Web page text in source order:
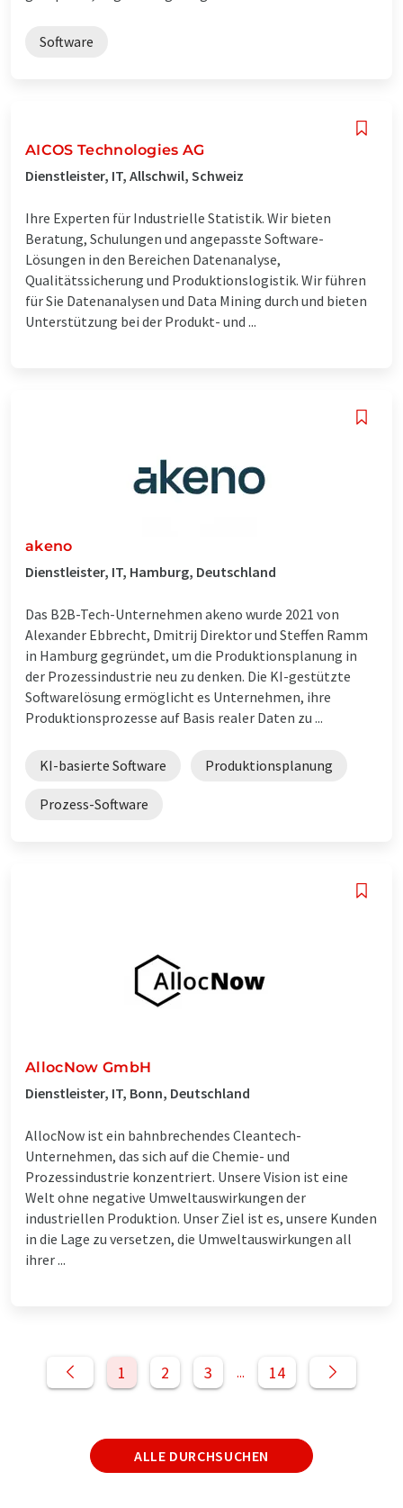
Software
AICOS Technologies AG
Dienstleister, IT, Allschwil, Schweiz
Ihre Experten für Industrielle Statistik. Wir bieten
Beratung, Schulungen und angepasste Software-
Lösungen in den Bereichen Datenanalyse,
Qualitätssicherung und Produktionslogistik. Wir führen
für Sie Datenanalysen und Data Mining durch und bieten
Unterstützung bei der Produkt- und ...
akeno
Dienstleister, IT, Hamburg, Deutschland
Das B2B-Tech-Unternehmen akeno wurde 2021 von
Alexander Ebbrecht, Dmitrij Direktor und Steffen Ramm
in Hamburg gegründet, um die Produktionsplanung in
der Prozessindustrie neu zu denken. Die KI-gestützte
Softwarelösung ermöglicht es Unternehmen, ihre
Produktionsprozesse auf Basis realer Daten zu ...
KI-basierte Software Produktionsplanung
Prozess-Software
AllocNow GmbH
Dienstleister, IT, Bonn, Deutschland
AllocNow ist ein bahnbrechendes Cleantech-
Unternehmen, das sich auf die Chemie- und
Prozessindustrie konzentriert. Unsere Vision ist eine
Welt ohne negative Umweltauswirkungen der
industriellen Produktion. Unser Ziel ist es, unsere Kunden
in die Lage zu versetzen, die Umweltauswirkungen all
ihrer ...
1 2 3 ... 14
ALLE DURCHSUCHEN